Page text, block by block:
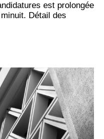
est prolongée
Détail des